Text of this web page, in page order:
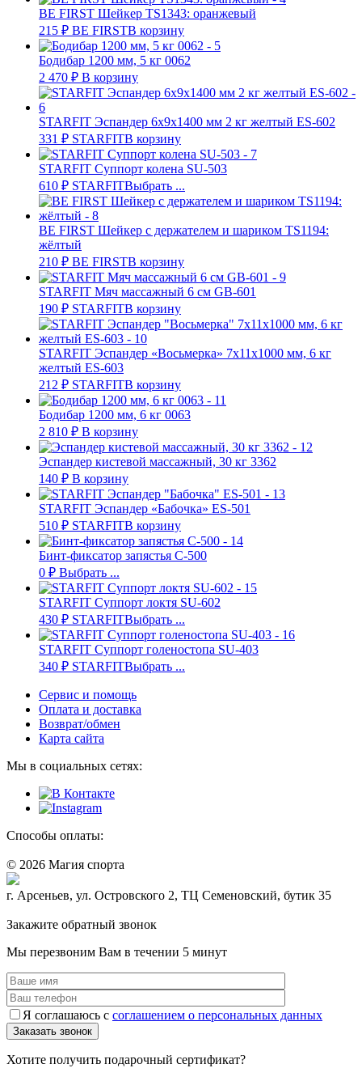
BE FIRST Шейкер TS1343: оранжевый
215 ₽ BE FIRSTВ корзину
Бодибар 1200 мм, 5 кг 0062
2 470 ₽ В корзину
STARFIT Эспандер 6х9х1400 мм 2 кг желтый ES-602
331 ₽ STARFITВ корзину
STARFIT Суппорт колена SU-503
610 ₽ STARFITВыбрать ...
BE FIRST Шейкер с держателем и шариком TS1194:
жёлтый
210 ₽ BE FIRSTВ корзину
STARFIT Мяч массажный 6 см GB-601
190 ₽ STARFITВ корзину
STARFIT Эспандер «Восьмерка» 7х11х1000 мм, 6 кг
желтый ES-603
212 ₽ STARFITВ корзину
Бодибар 1200 мм, 6 кг 0063
2 810 ₽ В корзину
Эспандер кистевой массажный, 30 кг 3362
140 ₽ В корзину
STARFIT Эспандер «Бабочка» ES-501
510 ₽ STARFITВ корзину
Бинт-фиксатор запястья C-500
0 ₽ Выбрать ...
STARFIT Суппорт локтя SU-602
430 ₽ STARFITВыбрать ...
STARFIT Суппорт голеностопа SU-403
340 ₽ STARFITВыбрать ...
Сервис и помощь
Оплата и доставка
Возврат/обмен
Карта сайта
Мы в социальных сетях:
Способы оплаты:
© 2026 Магия спорта
г. Арсеньев, ул. Островского 2, ТЦ Семеновский, бутик 35
Закажите обратный звонок
Мы перезвоним Вам в течении 5 минут
Я соглашаюсь с соглашением о персональных данных
Хотите получить подарочный сертификат?